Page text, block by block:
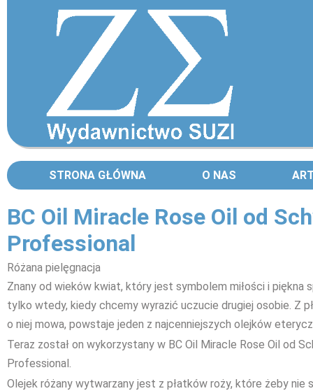
STRONA GŁÓWNA O NAS
BC Oil Miracle Rose Oil od
Professional
Różana pielęgnacja
Znany od wieków kwiat, który jest symbolem miłości i piękna
tylko wtedy, kiedy chcemy wyrazić uczucie drugiej osobie. Z
o niej mowa, powstaje jeden z najcenniejszych olejków
Teraz został on wykorzystany w BC Oil Miracle Rose Oil od
Professional.
Olejek różany wytwarzany jest z płatków roży, które żeby nie